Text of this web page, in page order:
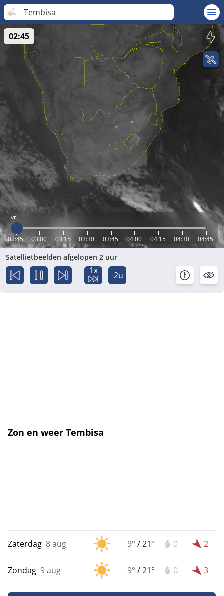
Tembisa
vr
02:45 03:00 03:15 03:30 03:45 04:00 04:15 04:30 04:45
02:45
Satellietbeelden afgelopen 2 uur
1x -2u
Zon en weer Tembisa
Zaterdag 8 aug 9° /21° 0 2
Zondag 9 aug 9° /21° 0 3